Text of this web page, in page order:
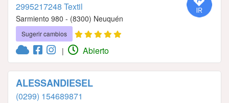
2995217248 Textil
Sarmiento 980 - (8300) Neuquén
Sugerir cambios
| Abierto
ALESSANDIESEL
(0299) 154689871